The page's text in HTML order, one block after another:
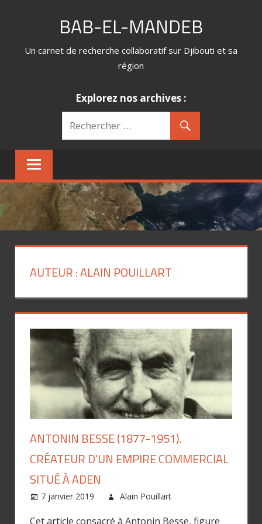
BAB-EL-MANDEB
Un carnet de recherche collaboratif sur Djibouti et sa
région
Explorez nos archives :
AUTEUR :ALAIN POUILLART
ANTONIN BESSE (1877-1951).
CRÉATEUR D’UN EMPIRE COMMERCIAL
SITUÉ À ADEN
7 janvier 2019 Alain Pouillart
Cet article consacré à Antonin Besse, figure